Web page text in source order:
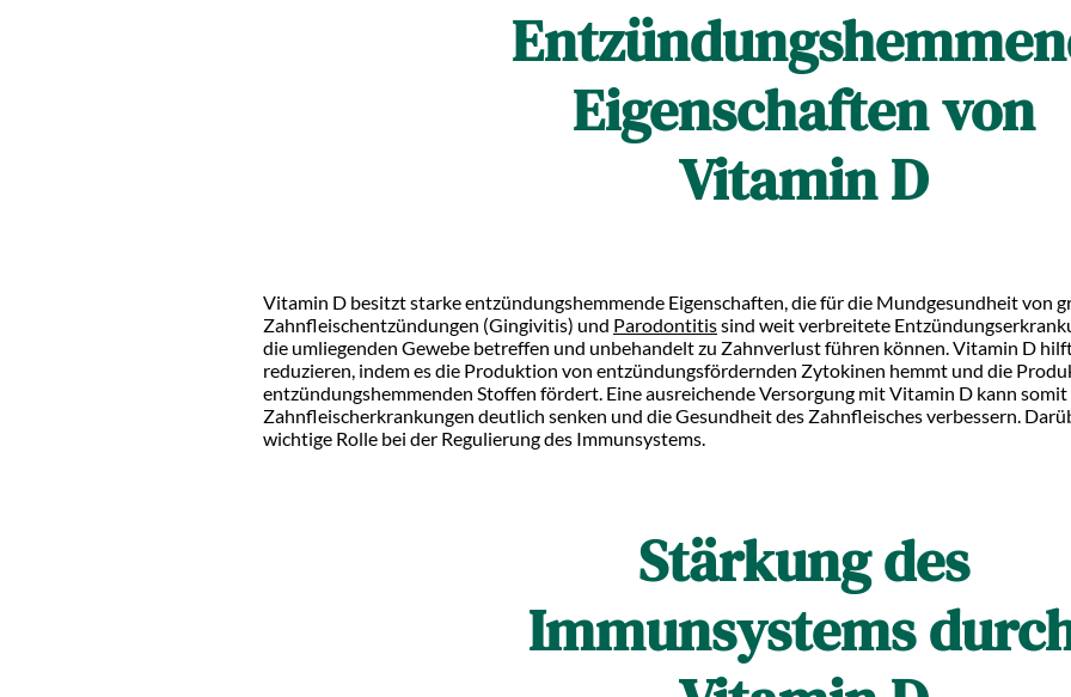
Eigenschaften von
Vitamin D
Vitamin D besitzt starke entzündungshemmende Eigenschaften, die für die Mundgesundheit von
Zahnfleischentzündungen (Gingivitis) und Parodontitissind weit verbreitete
die umliegenden Gewebe betreffen und unbehandelt zu Zahnverlust führen können. Vitamin D
reduzieren, indem es die Produktion von entzündungsfördernden Zytokinen hemmt und die
entzündungshemmenden Stoffen fördert. Eine ausreichende Versorgung mit Vitamin D kann somit
Zahnfleischerkrankungen deutlich senken und die Gesundheit des Zahnfleisches verbessern.
wichtige Rolle bei der Regulierung des Immunsystems.
Stärkung des
Immunsystems